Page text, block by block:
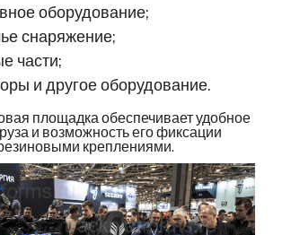
оборудование;
снаряжение;
части;
и другое оборудование.
площадка обеспечивает удобное
и возможность его фиксации
креплениями.